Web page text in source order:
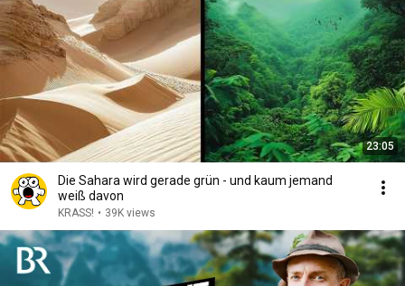
23:05
Die Sahara wird gerade grün - und kaum jemand
weiß davon
KRASS! • 39K views